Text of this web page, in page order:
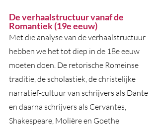
De verhaalstructuur vanaf de
Romantiek (19e eeuw)
Met die analyse van de verhaalstructuur
hebben we het tot diep in de 18e eeuw
moeten doen. De retorische Romeinse
traditie, de scholastiek, de christelijke
narratief-cultuur van schrijvers als Dante
en daarna schrijvers als Cervantes,
Shakespeare, Molière en Goethe